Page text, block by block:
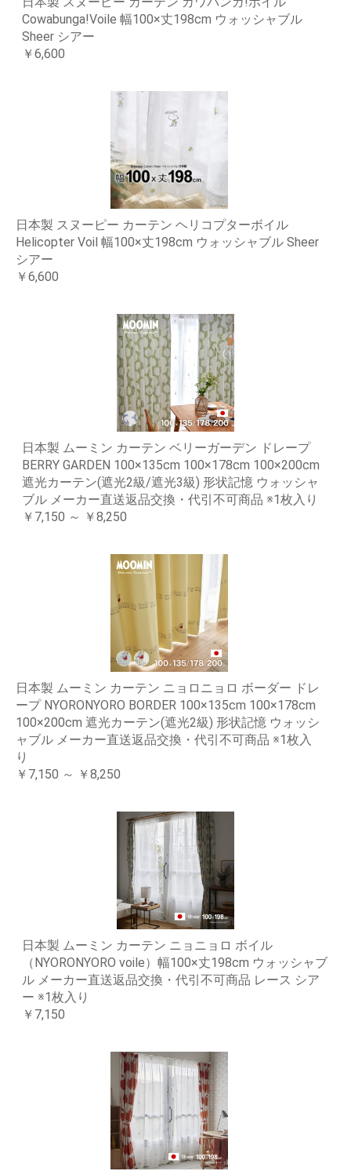
Cowabunga!Voile 幅100×丈198cm ウォッシャブル
Sheer シアー
￥6,600
日本製 スヌーピー カーテン ヘリコプターボイル
Helicopter Voil 幅100×丈198cm ウォッシャブル Sheer
シアー
￥6,600
日本製 ムーミン カーテン ベリーガーデン ドレープ
BERRY GARDEN 100×135cm 100×178cm 100×200cm
遮光カーテン(遮光2級/遮光3級) 形状記憶 ウォッシャ
ブル メーカー直送返品交換・代引不可商品 ※1枚入り
￥7,150 ～ ￥8,250
日本製 ムーミン カーテン ニョロニョロ ボーダー ドレ
ープ NYORONYORO BORDER 100×135cm 100×178cm
100×200cm 遮光カーテン(遮光2級) 形状記憶 ウォッシ
ャブル メーカー直送返品交換・代引不可商品 ※1枚入
り
￥7,150 ～ ￥8,250
日本製 ムーミン カーテン ニョニョロ ボイル
（NYORONYORO voile）幅100×丈198cm ウォッシャブ
ル メーカー直送返品交換・代引不可商品 レース シア
ー ※1枚入り
￥7,150